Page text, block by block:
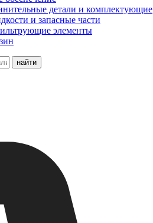
детали и комплектующие
и запасные части
элементы